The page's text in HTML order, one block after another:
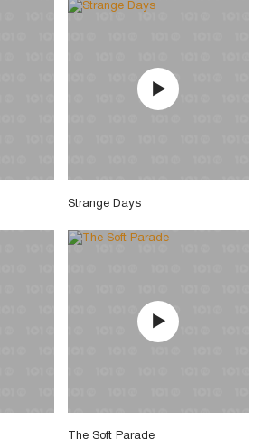
Strange Days
The Soft Parade